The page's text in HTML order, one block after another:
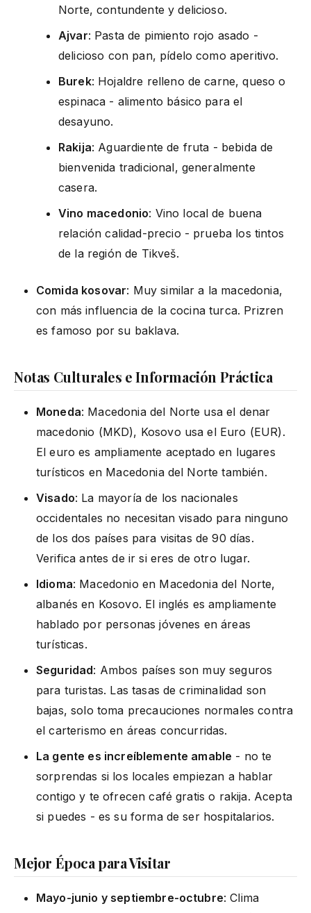
Norte, contundente y delicioso.
Ajvar: Pasta de pimiento rojo asado -
delicioso con pan, pídelo como aperitivo.
Burek: Hojaldre relleno de carne, queso o
espinaca - alimento básico para el
desayuno.
Rakija: Aguardiente de fruta - bebida de
bienvenida tradicional, generalmente
casera.
Vino macedonio: Vino local de buena
relación calidad-precio - prueba los tintos
de la región de Tikveš.
Comida kosovar: Muy similar a la macedonia,
con más influencia de la cocina turca. Prizren
es famoso por su baklava.
Notas Culturales e Información Práctica
Moneda: Macedonia del Norte usa el denar
macedonio (MKD), Kosovo usa el Euro (EUR).
El euro es ampliamente aceptado en lugares
turísticos en Macedonia del Norte también.
Visado: La mayoría de los nacionales
occidentales no necesitan visado para ninguno
de los dos países para visitas de 90 días.
Verifica antes de ir si eres de otro lugar.
Idioma: Macedonio en Macedonia del Norte,
albanés en Kosovo. El inglés es ampliamente
hablado por personas jóvenes en áreas
turísticas.
Seguridad: Ambos países son muy seguros
para turistas. Las tasas de criminalidad son
bajas, solo toma precauciones normales contra
el carterismo en áreas concurridas.
La gente es increíblemente amable - no te
sorprendas si los locales empiezan a hablar
contigo y te ofrecen café gratis o rakija. Acepta
si puedes - es su forma de ser hospitalarios.
Mejor Época para Visitar
Mayo-junio y septiembre-octubre: Clima